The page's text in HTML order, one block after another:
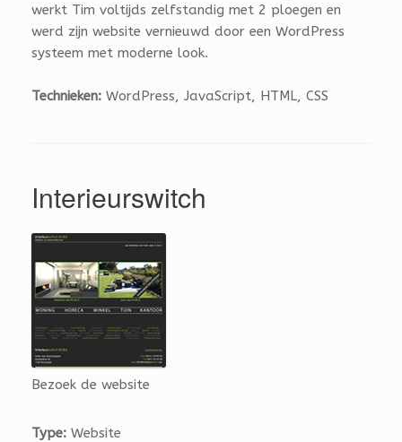
werkt Tim voltijds zelfstandig met 2 ploegen en
werd zijn website vernieuwd door een WordPress
systeem met moderne look.
Technieken: WordPress, JavaScript, HTML, CSS
Interieurswitch
Bezoek de website
Type: Website